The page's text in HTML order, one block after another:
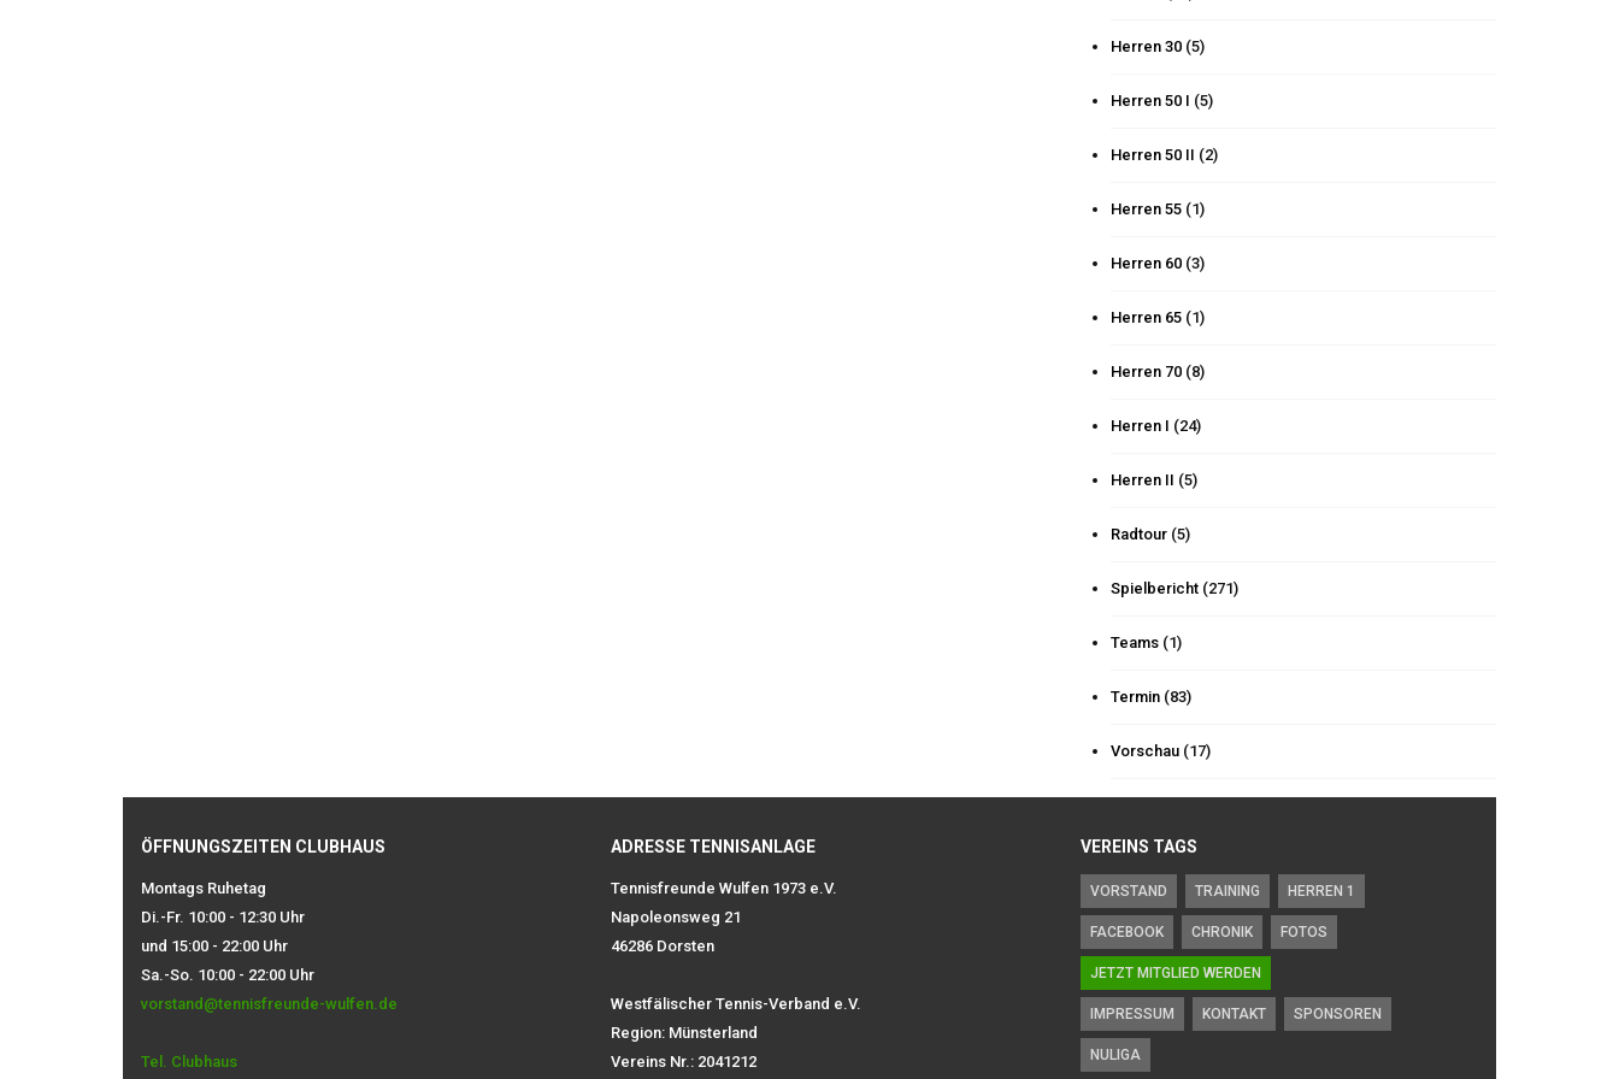
Herren 30 (5)
Herren 50 I (5)
Herren 50 II (2)
Herren 55 (1)
Herren 60 (3)
Herren 65 (1)
Herren 70 (8)
Herren I (24)
Herren II (5)
Radtour (5)
Spielbericht (271)
Teams (1)
Termin (83)
Vorschau (17)
ÖFFNUNGSZEITEN CLUBHAUS
Montags Ruhetag
Di.-Fr. 10:00 - 12:30 Uhr
und 15:00 - 22:00 Uhr
Sa.-So. 10:00 - 22:00 Uhr
vorstand@tennisfreunde-wulfen.de
Tel. Clubhaus
ADRESSE TENNISANLAGE
Tennisfreunde Wulfen 1973 e.V.
Napoleonsweg 21
46286 Dorsten
Westfälischer Tennis-Verband e.V.
Region: Münsterland
Vereins Nr.: 2041212
VEREINS TAGS
VORSTAND TRAINING HERREN 1
FACEBOOK CHRONIK FOTOS
JETZT MITGLIED WERDEN
IMPRESSUM KONTAKT SPONSOREN
NULIGA